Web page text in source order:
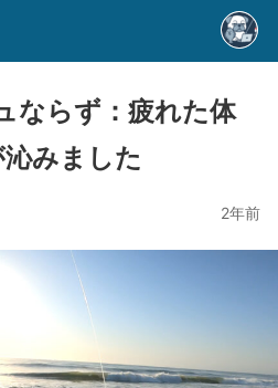
ならず：疲れた体
みました
2年前